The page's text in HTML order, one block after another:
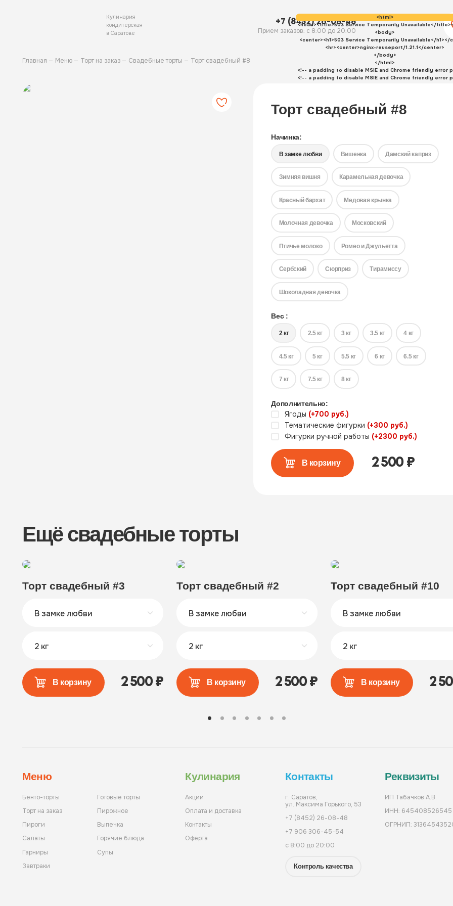
Кулинария
кондитерская
в Саратове
+7 (8452) 26-08-48
Прием заказов: с 8:00 до 20:00
<html>
<head><title>503 Service Temporarily Unavailable</
<body>
<center><h1>503 Service Temporarily Unavailable</h1></
<hr><center>nginx-reuseport/1.21.1</center>
</body>
</html>
<!-- a padding to disable MSIE and Chrome friendly error
<!-- a padding to disable MSIE and Chrome friendly error
<!-- a padding to disable MSIE and Chrome friendly error
<!-- a padding to disable MSIE and Chrome friendly error
<!-- a padding to disable MSIE and Chrome friendly error
<!-- a padding to disable MSIE and Chrome friendly error
Главная Меню Торт на заказ Свадебные торты Торт свадебный #8
Торт свадебный #8
Начинка:
В замке любви Вишенка Дамский каприз
Зимняя вишня Карамельная девочка
Красный бархат Медовая крынка
Молочная девочка Московский
Птичье молоко Ромео и Джульетта
Сербский Сюрприз Тирамиссу
Шоколадная девочка
Вес :
2 кг 2.5 кг 3 кг 3.5 кг 4 кг
4.5 кг 5 кг 5.5 кг 6 кг 6.5 кг
7 кг 7.5 кг 8 кг
Дополнительно:
Ягоды (+700 руб.)
Тематические фигурки (+300 руб.)
Фигурки ручной работы (+2300 руб.)
В корзину 2 500₽
Ещё свадебные торты
Торт свадебный #3
В замке любви
2 кг
В корзину 2 500₽
Торт свадебный #2
В замке любви
2 кг
В корзину 2 500₽
Торт свадебный #10
В замке любви
2 кг
В корзину 2
Меню
Бенто-торты
Готовые торты
Торт на заказ
Пирожное
Пироги
Выпечка
Салаты
Горячие блюда
Гарниры
Супы
Завтраки
Кулинария
Акции
Оплата и доставка
Контакты
Оферта
Контакты
г. Саратов,
ул. Максима Горького, 53
+7 (8452) 26-08-48
+7 906 306-45-54
с 8:00 до 20:00
Контроль качества
Реквизиты
ИП Табачков А.В.
ИНН: 645408526545
ОГРНИП: